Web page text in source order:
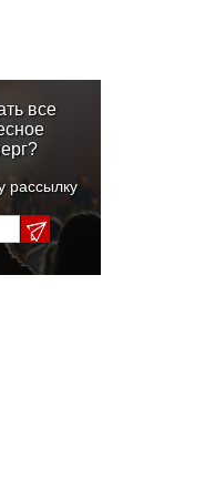
все
рассылку